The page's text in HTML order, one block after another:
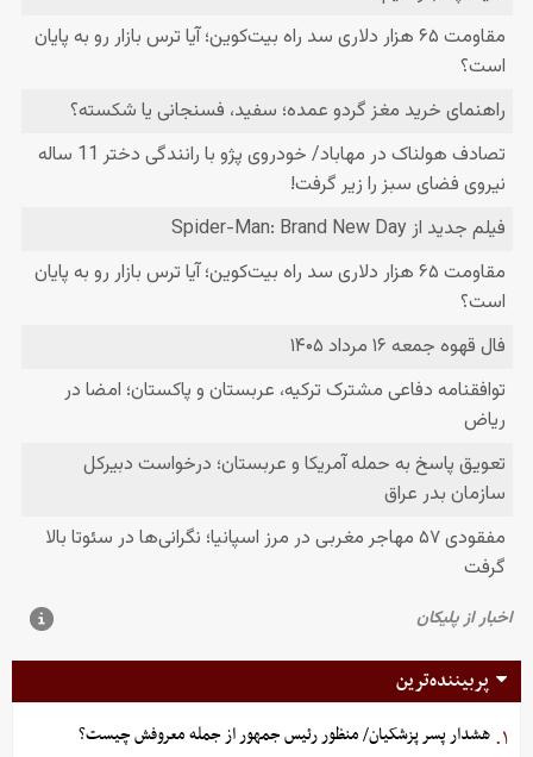
پربیننده‌ترین
۱. هشدار پسر پزشکیان/ منظور رئیس جمهور از جمله معروفش چیست؟